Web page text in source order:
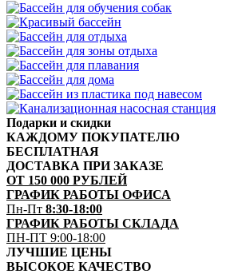
Подарки и скидки
КАЖДОМУ ПОКУПАТЕЛЮ
БЕСПЛАТНАЯ
ДОСТАВКА ПРИ ЗАКАЗЕ
ОТ 150 000 РУБЛЕЙ
ГРАФИК РАБОТЫ ОФИСА
Пн-Пт 8:30-18:00
ГРАФИК РАБОТЫ СКЛАДА
ПН-ПТ 9:00-18:00
ЛУЧШИЕ ЦЕНЫ
ВЫСОКОЕ КАЧЕСТВО